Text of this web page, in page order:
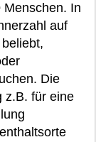
In
auf
Die
z.B. für eine